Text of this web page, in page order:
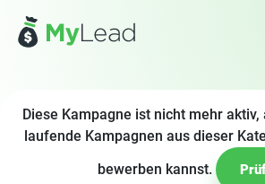
Diese Kampagne ist nicht mehr
laufende Kampagnen aus dieser
bewerben kannst.